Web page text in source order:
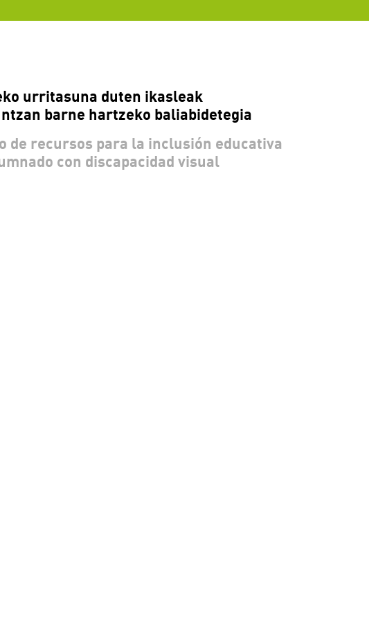
urritasuna duten ikasleak
barne hartzeko baliabidetegia
de recursos para la inclusión educativa
con discapacidad visual